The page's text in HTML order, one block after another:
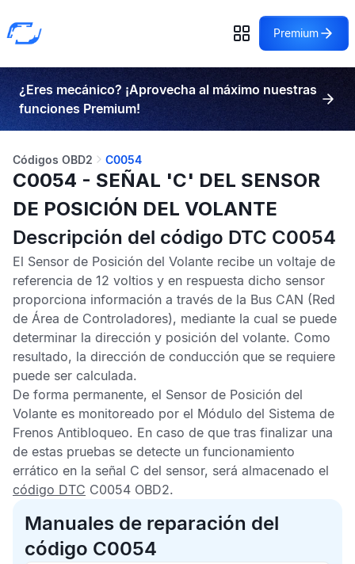
Premium
¿Eres mecánico? ¡Aprovecha al máximo nuestras
funciones Premium!
Códigos OBD2 C0054
C0054 - SEÑAL 'C' DEL SENSOR
DE POSICIÓN DEL VOLANTE
Descripción del código DTC C0054
El Sensor de Posición del Volante recibe un voltaje de
referencia de 12 voltios y en respuesta dicho sensor
proporciona información a través de la Bus CAN (Red
de Área de Controladores), mediante la cual se puede
determinar la dirección y posición del volante. Como
resultado, la dirección de conducción que se requiere
puede ser calculada.
De forma permanente, el Sensor de Posición del
Volante es monitoreado por el Módulo del Sistema de
Frenos Antibloqueo. En caso de que tras finalizar una
de estas pruebas se detecte un funcionamiento
errático en la señal C del sensor, será almacenado el
código DTC C0054 OBD2.
Manuales de reparación del
código C0054